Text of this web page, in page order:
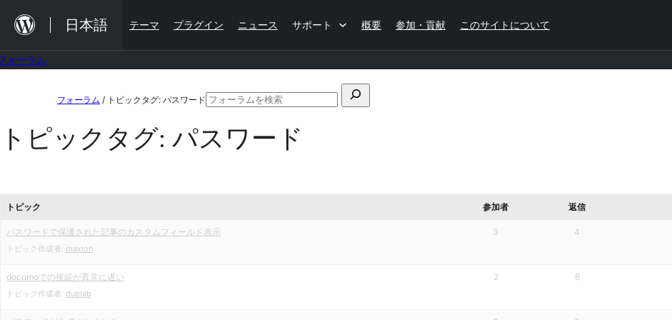
を
日本語 テーマ プラグイン ニュース サポート 概要 参加・貢献 このサイトについて
ォーラム
へ
キ
フォーラム / トピックタグ: パスワード検
対
フ
トピックタグ: パスワード
トピック 参加者 返信
パスワードで保護された記事のカスタムフィールド表示
トピック作成者: maxion
3 4
docomoでの接続が異常に遅い
トピック作成者: dublab
2 6